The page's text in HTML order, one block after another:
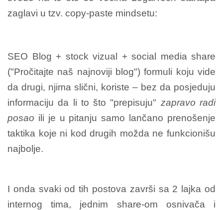
zaglavi u tzv. copy-paste mindsetu:
SEO Blog + stock vizual + social media share
("Pročitajte naš najnoviji blog") formuli koju vide
da drugi, njima slični, koriste – bez da posjeduju
informaciju da li to što "prepisuju" zapravo radi
posao ili je u pitanju samo lančano prenošenje
taktika koje ni kod drugih možda ne funkcionišu
najbolje.
I onda svaki od tih postova završi sa 2 lajka od
internog tima, jednim share-om osnivača i